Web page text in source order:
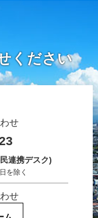
ください
せ
連携デスク)
を除く
せ